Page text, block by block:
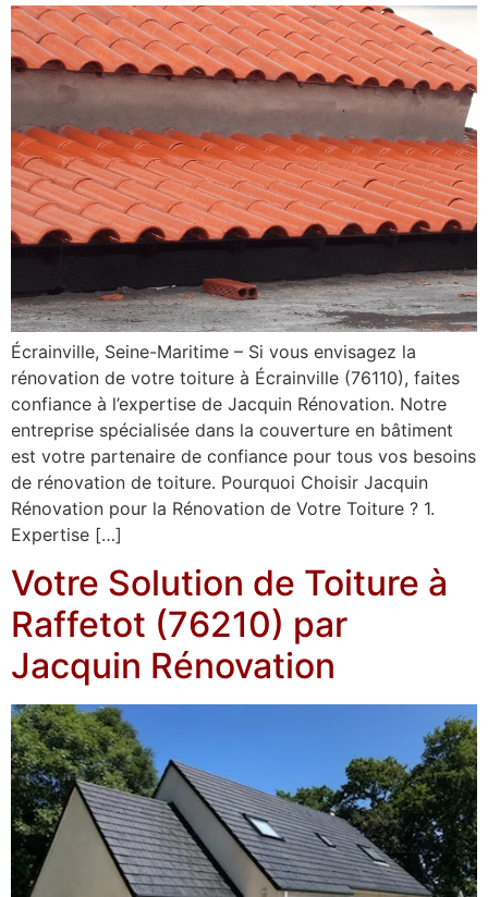
Écrainville, Seine-Maritime – Si vous envisagez la
rénovation de votre toiture à Écrainville (76110), faites
confiance à l’expertise de Jacquin Rénovation. Notre
entreprise spécialisée dans la couverture en bâtiment
est votre partenaire de confiance pour tous vos besoins
de rénovation de toiture. Pourquoi Choisir Jacquin
Rénovation pour la Rénovation de Votre Toiture ? 1.
Expertise […]
Votre Solution de Toiture à
Raffetot (76210) par
Jacquin Rénovation